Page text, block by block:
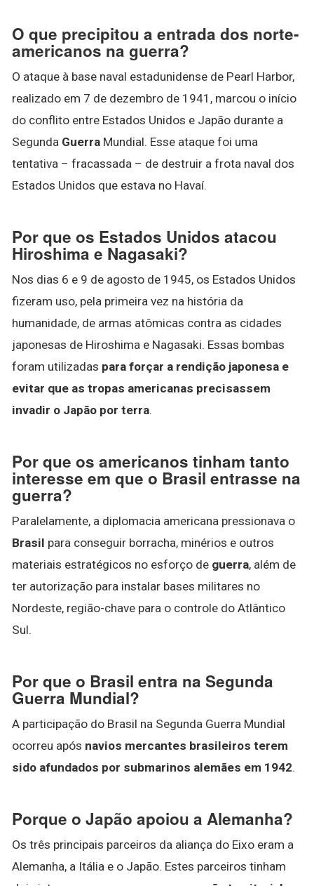
O que precipitou a entrada dos norte-
americanos na guerra?
O ataque à base naval estadunidense de Pearl Harbor,
realizado em 7 de dezembro de 1941, marcou o início
do conflito entre Estados Unidos e Japão durante a
Segunda Guerra Mundial. Esse ataque foi uma
tentativa – fracassada – de destruir a frota naval dos
Estados Unidos que estava no Havaí.
Por que os Estados Unidos atacou
Hiroshima e Nagasaki?
Nos dias 6 e 9 de agosto de 1945, os Estados Unidos
fizeram uso, pela primeira vez na história da
humanidade, de armas atômicas contra as cidades
japonesas de Hiroshima e Nagasaki. Essas bombas
foram utilizadas para forçar a rendição japonesa e
evitar que as tropas americanas precisassem
invadir o Japão por terra.
Por que os americanos tinham tanto
interesse em que o Brasil entrasse na
guerra?
Paralelamente, a diplomacia americana pressionava o
Brasil para conseguir borracha, minérios e outros
materiais estratégicos no esforço de guerra, além de
ter autorização para instalar bases militares no
Nordeste, região-chave para o controle do Atlântico
Sul.
Por que o Brasil entra na Segunda
Guerra Mundial?
A participação do Brasil na Segunda Guerra Mundial
ocorreu após navios mercantes brasileiros terem
sido afundados por submarinos alemães em 1942.
Porque o Japão apoiou a Alemanha?
Os três principais parceiros da aliança do Eixo eram a
Alemanha, a Itália e o Japão. Estes parceiros tinham